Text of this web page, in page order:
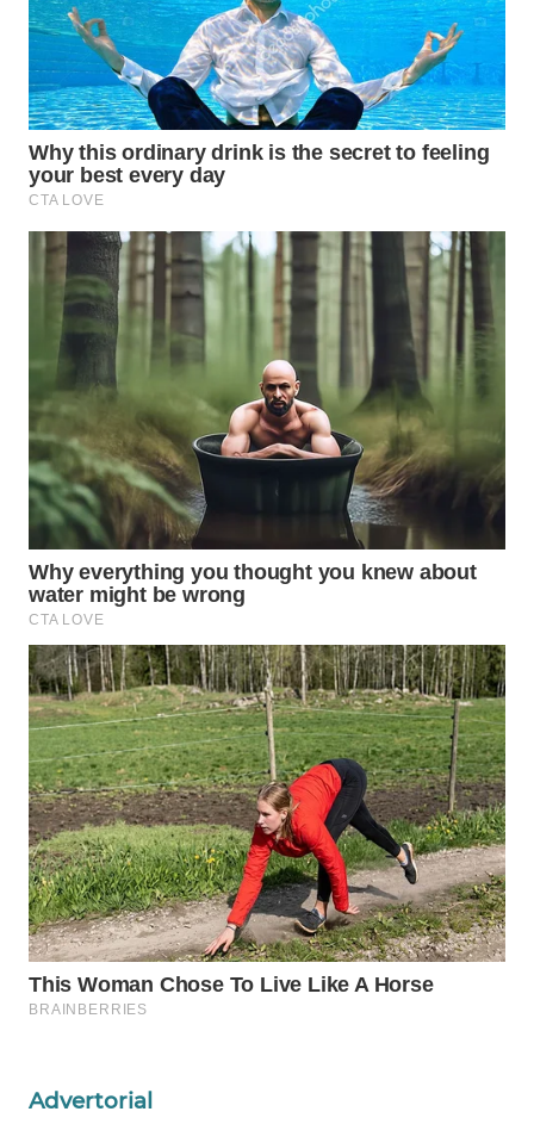
Advertorial
WALINKI
ID
MAWAKA
ID
NET
PLN
WATCH
MKLI
LPKKI
LKKI
KOPEKLIN
PORTAL
KONSUMEN
FORWAMKI
ALPERKLINAS
FORJASIDA
TAMBANG
NEWS
SITUNGIR
SIDIKALANG